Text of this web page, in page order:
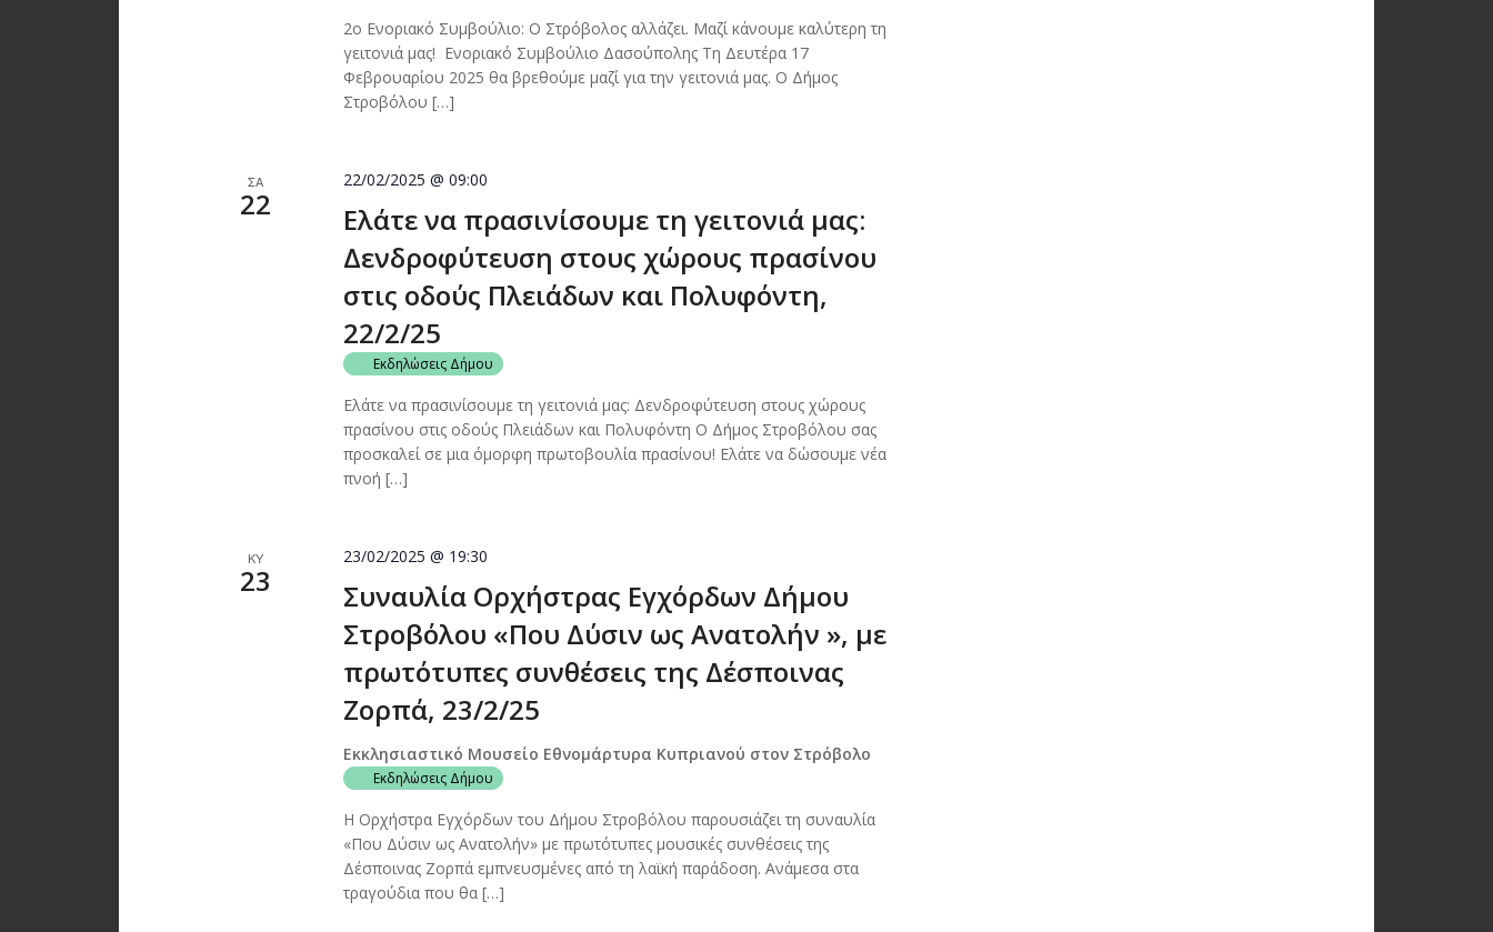
2ο Ενοριακό Συμβούλιο: Ο Στρόβολος αλλάζει. Μαζί κάνουμε καλύτερη τη
γειτονιά μας! Ενοριακό Συμβούλιο Δασούπολης Τη Δευτέρα 17
Φεβρουαρίου 2025 θα βρεθούμε μαζί για την γειτονιά μας. Ο Δήμος
Στροβόλου […]
ΣΑ
22
Ελάτε να πρασινίσουμε τη γειτονιά μας:
Δενδροφύτευση στους χώρους πρασίνου
στις οδούς Πλειάδων και Πολυφόντη,
22/2/25
22/02/2025 @ 09:00
Εκδηλώσεις Δήμου
Ελάτε να πρασινίσουμε τη γειτονιά μας: Δενδροφύτευση στους χώρους
πρασίνου στις οδούς Πλειάδων και Πολυφόντη Ο Δήμος Στροβόλου σας
προσκαλεί σε μια όμορφη πρωτοβουλία πρασίνου! Ελάτε να δώσουμε νέα
πνοή […]
ΚΥ
23
Συναυλία Ορχήστρας Εγχόρδων Δήμου
Στροβόλου «Που Δύσιν ως Ανατολήν », με
πρωτότυπες συνθέσεις της Δέσποινας
Ζορπά, 23/2/25
23/02/2025 @ 19:30
Εκκλησιαστικό Μουσείο Εθνομάρτυρα Κυπριανού στον Στρόβολο
Εκδηλώσεις Δήμου
Η Ορχήστρα Εγχόρδων του Δήμου Στροβόλου παρουσιάζει τη συναυλία
«Που Δύσιν ως Ανατολήν» με πρωτότυπες μουσικές συνθέσεις της
Δέσποινας Ζορπά εμπνευσμένες από τη λαϊκή παράδοση. Ανάμεσα στα
τραγούδια που θα […]